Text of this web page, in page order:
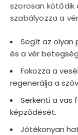
szorosan kötődik
szabályozza a
Segít az olyan
és a vér
Fokozza a
regenerálja a
Serkenti a vas
képződését.
Jótékonyan